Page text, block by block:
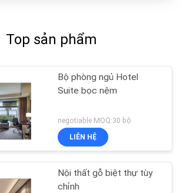
Top sản phẩm
Bộ phòng ngủ Hotel
Suite bọc nệm
negotiable MOQ:30 bộ
LIÊN HỆ
Nội thất gỗ biệt thự tùy
chỉnh